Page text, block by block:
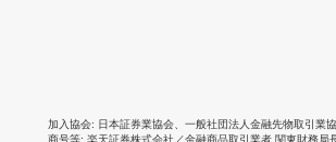
加入協会 日本証券業協会 一般社団法人金融先物取引業
商号等 楽天証券株式会社／金融商品取引業者 関東財務